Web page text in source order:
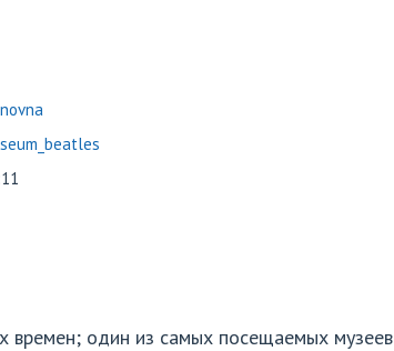
времен; один из самых посещаемых музеев